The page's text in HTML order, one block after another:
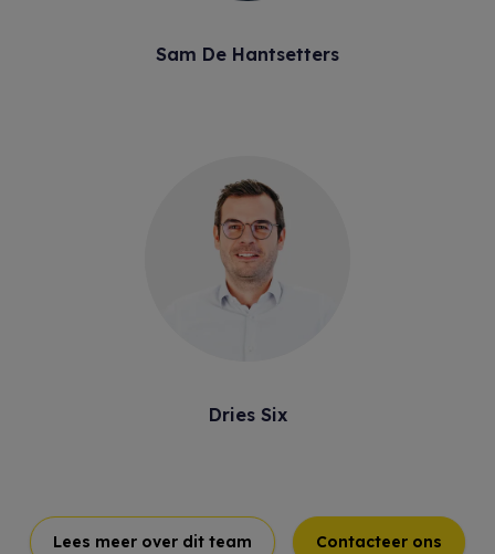
Sam De Hantsetters
Dries Six
Lees meer over dit team Contacteer ons